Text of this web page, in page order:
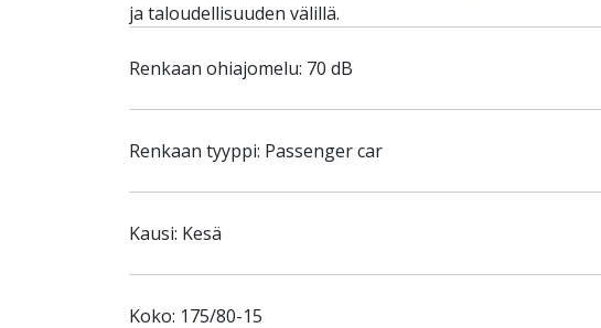
ja taloudellisuuden välillä.
Renkaan ohiajomelu: 70 dB
Renkaan tyyppi: Passenger car
Kausi: Kesä
Koko: 175/80-15